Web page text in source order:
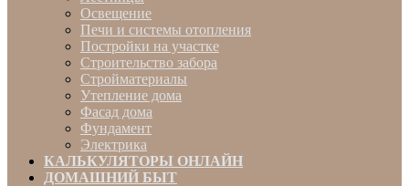
Освещение
Печи и системы отопления
Постройки на участке
Строительство забора
Стройматериалы
Утепление дома
Фасад дома
Фундамент
Электрика
КАЛЬКУЛЯТОРЫ ОНЛАЙН
ДОМАШНИЙ БЫТ